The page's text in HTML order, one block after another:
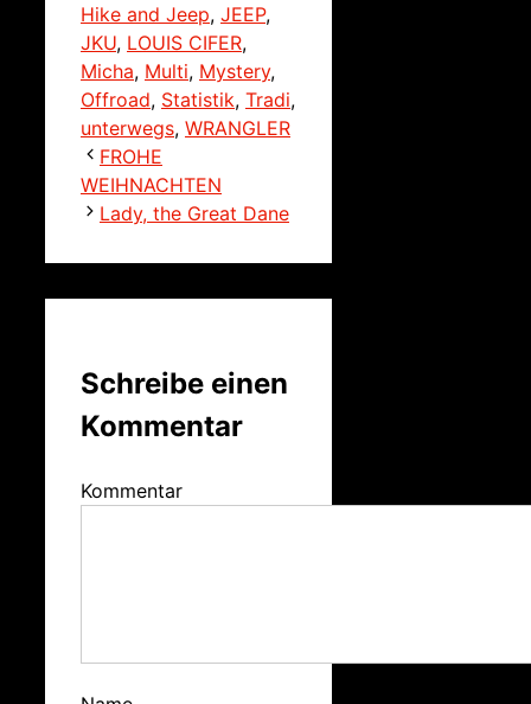
Hike and Jeep, JEEP,
JKU, LOUIS CIFER,
Micha, Multi, Mystery,
Offroad, Statistik, Tradi,
unterwegs, WRANGLER
FROHE
WEIHNACHTEN
Lady, the Great Dane
Schreibe einen
Kommentar
Kommentar